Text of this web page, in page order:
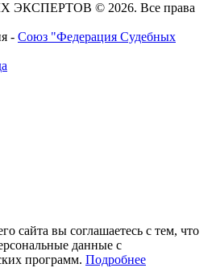
© 2026. Все права
- Союз "Федерация Судебных
сайта вы соглашаетесь с тем, что
данные с
программ. Подробнее